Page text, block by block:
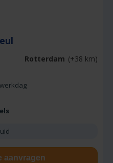
Rotterdam (+38 km)
aanvragen